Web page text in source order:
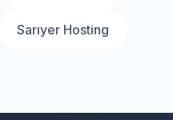
Sarıyer Hosting